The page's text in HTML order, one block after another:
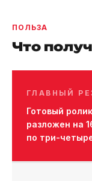
ПОЛЬЗА
Что
ГЛАВНЫЙ
Готовый
разложен на
по три-